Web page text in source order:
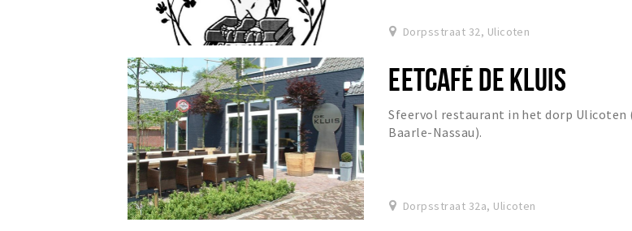
Dorpsstraat 32, Ulicoten
EETCAFÉ DE KLUIS
Sfeervol restaurant in het dorp Ulicoten
Baarle-Nassau).
Dorpsstraat 32a, Ulicoten